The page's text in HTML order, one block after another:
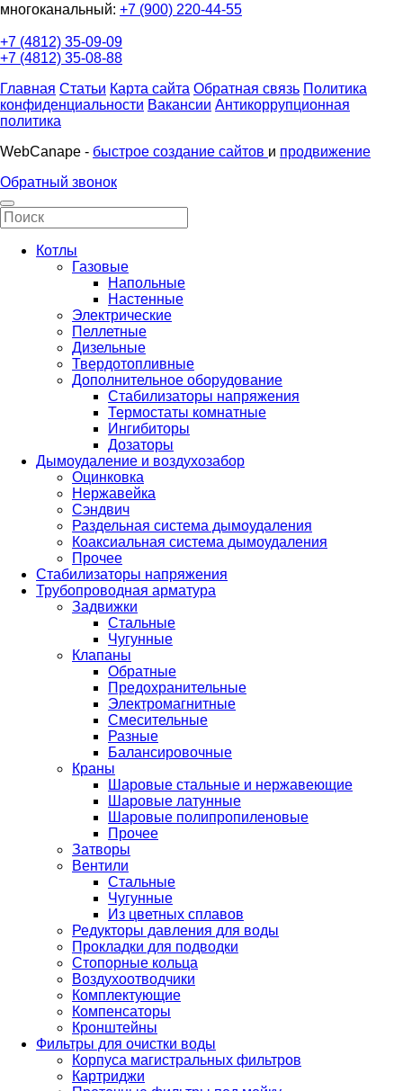
многоканальный: +7 (900) 220-44-55
+7 (4812) 35-09-09
+7 (4812) 35-08-88
Главная Статьи Карта сайта Обратная связь Политика
конфиденциальности Вакансии Антикоррупционная
политика
WebCanape - быстрое создание сайтов и продвижение
Обратный звонок
Котлы
Газовые
Напольные
Настенные
Электрические
Пеллетные
Дизельные
Твердотопливные
Дополнительное оборудование
Стабилизаторы напряжения
Термостаты комнатные
Ингибиторы
Дозаторы
Дымоудаление и воздухозабор
Оцинковка
Нержавейка
Сэндвич
Раздельная система дымоудаления
Коаксиальная система дымоудаления
Прочее
Стабилизаторы напряжения
Трубопроводная арматура
Задвижки
Стальные
Чугунные
Клапаны
Обратные
Предохранительные
Электромагнитные
Смесительные
Разные
Балансировочные
Краны
Шаровые стальные и нержавеющие
Шаровые латунные
Шаровые полипропиленовые
Прочее
Затворы
Вентили
Стальные
Чугунные
Из цветных сплавов
Редукторы давления для воды
Прокладки для подводки
Стопорные кольца
Воздухоотводчики
Комплектующие
Компенсаторы
Кронштейны
Фильтры для очистки воды
Корпуса магистральных фильтров
Картриджи